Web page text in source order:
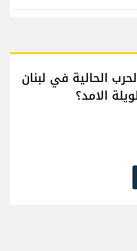
الحالية في لبنان
الامد؟